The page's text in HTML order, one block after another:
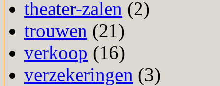
theater-zalen (2)
trouwen (21)
verkoop (16)
verzekeringen (3)